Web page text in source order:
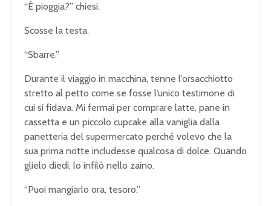
“È pioggia?” chiesi.
Scosse la testa.
“Sbarre.”
Durante il viaggio in macchina, tenne l’orsacchiotto
stretto al petto come se fosse l’unico testimone di
cui si fidava. Mi fermai per comprare latte, pane in
cassetta e un piccolo cupcake alla vaniglia dalla
panetteria del supermercato perché volevo che la
sua prima notte includesse qualcosa di dolce. Quando
glielo diedi, lo infilò nello zaino.
“Puoi mangiarlo ora, tesoro.”